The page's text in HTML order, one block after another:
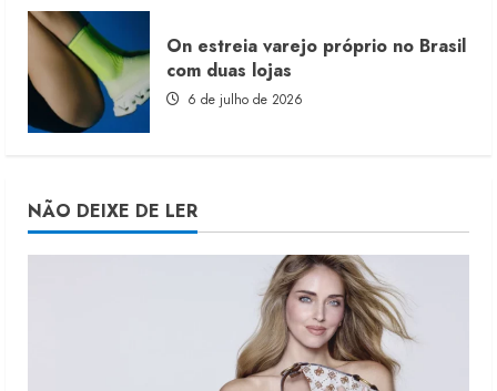
On estreia varejo próprio no Brasil
com duas lojas
6 de julho de 2026
NÃO DEIXE DE LER